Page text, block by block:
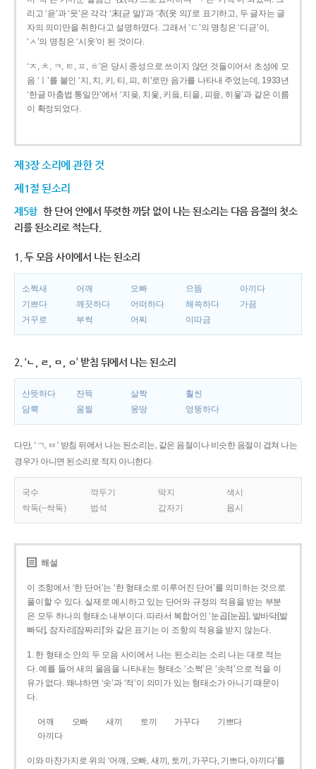
리고 ‘읃’과 ‘읏’은 각각 ‘末(귿 말)’과 ‘衣(옷 의)’로 표기하고, 두 글자는 글
자의 의미만을 취한다고 설명하였다. 그래서 ‘ㄷ’의 명칭은 ‘디귿’이,
‘ㅅ’의 명칭은 ‘시옷’이 된 것이다.
‘ㅈ, ㅊ, ㅋ, ㅌ, ㅍ, ㅎ’은 당시 종성으로 쓰이지 않던 것들이어서 초성에 모
음 ‘ㅣ’를 붙인 ‘지, 치, 키, 티, 피, 히’로만 음가를 나타내 주었는데, 1933년
‘한글 마춤법 통일안’에서 ‘지읒, 치읓, 키읔, 티읕, 피읖, 히읗’과 같은 이름
이 확정되었다.
제3장 소리에 관한 것
제1절 된소리
제5항 한 단어 안에서 뚜렷한 까닭 없이 나는 된소리는 다음 음절의 첫소
리를 된소리로 적는다.
1. 두 모음 사이에서 나는 된소리
소쩍새 어깨 오빠 으뜸
아끼다
기쁘다
깨끗하다 어떠하다 해쓱하다
가끔
거꾸로
부썩 어찌 이따금
2. ‘ㄴ, ㄹ, ㅁ, ㅇ’ 받침 뒤에서 나는 된소리
산뜻하다 잔뜩 살짝
훨씬
담뿍
움찔 몽땅 엉뚱하다
다만, ‘ㄱ, ㅂ’ 받침 뒤에서 나는 된소리는, 같은 음절이나 비슷한 음절이 겹쳐 나는
경우가 아니면 된소리로 적지 아니한다.
국수 깍두기 딱지
색시
싹둑(~싹둑)
법석 갑자기 몹시
해설
이 조항에서 ‘한 단어’는 ‘한 형태소로 이루어진 단어’를 의미하는 것으로
풀이할 수 있다. 실제로 예시하고 있는 단어와 규정의 적용을 받는 부분
은 모두 하나의 형태소 내부이다. 따라서 복합어인 ‘눈곱[눈꼽], 발바닥[발
빠닥], 잠자리[잠짜리]’와 같은 표기는 이 조항의 적용을 받지 않는다.
1. 한 형태소 안의 두 모음 사이에서 나는 된소리는 소리 나는 대로 적는
다. 예를 들어 새의 울음을 나타내는 형태소 ‘소쩍’은 ‘솟적’으로 적을 이
유가 없다. 왜냐하면 ‘솟’과 ‘적’이 의미가 있는 형태소가 아니기 때문이
다.
어깨 오빠 새끼 토끼 가꾸다
기쁘다
아끼다
이와 마찬가지로 위의 ‘어깨, 오빠, 새끼, 토끼, 가꾸다, 기쁘다, 아끼다’를